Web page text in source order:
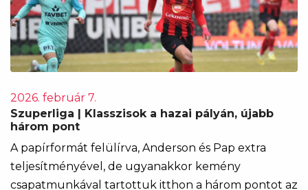
2026. február 7.
Szuperliga | Klasszisok a hazai pályán, újabb
három pont
A papírformát felülírva, Anderson és Pap extra
teljesítményével, de ugyanakkor kemény
csapatmunkával tartottuk itthon a három pontot az